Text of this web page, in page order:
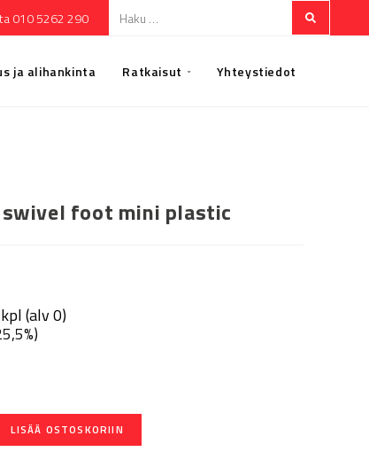
010 5262 290
ja alihankinta Ratkaisut Yhteystiedot
foot mini plastic
(alv 0)
LISÄÄ OSTOSKORIIN